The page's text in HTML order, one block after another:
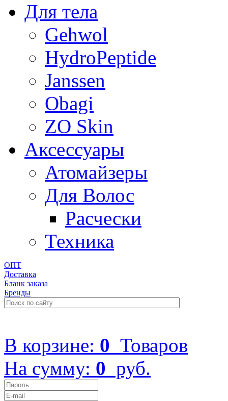
Для тела
Gehwol
HydroPeptide
Janssen
Obagi
ZO Skin
Aксессуары
Атомайзеры
Для Волос
Расчески
Техника
ОПТ
Доставка
Бланк заказа
Бренды
В корзине: 0 Товаров
На сумму: 0 руб.